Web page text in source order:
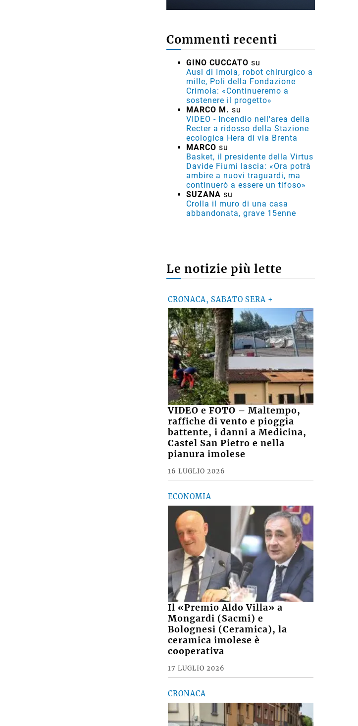
Commenti recenti
GINO CUCCATO su
Ausl di Imola, robot chirurgico a
mille, Poli della Fondazione
Crimola: «Continueremo a
sostenere il progetto»
MARCO M. su
VIDEO - Incendio nell'area della
Recter a ridosso della Stazione
ecologica Hera di via Brenta
MARCO su
Basket, il presidente della Virtus
Davide Fiumi lascia: «Ora potrà
ambire a nuovi traguardi, ma
continuerò a essere un tifoso»
SUZANA su
Crolla il muro di una casa
abbandonata, grave 15enne
Le notizie più lette
CRONACA, SABATO SERA +
VIDEO e FOTO – Maltempo,
raffiche di vento e pioggia
battente, i danni a Medicina,
Castel San Pietro e nella
pianura imolese
16 LUGLIO 2026
ECONOMIA
Il «Premio Aldo Villa» a
Mongardi (Sacmi) e
Bolognesi (Ceramica), la
ceramica imolese è
cooperativa
17 LUGLIO 2026
CRONACA